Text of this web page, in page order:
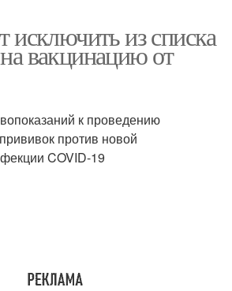
исключить из списка
вакцинацию от
к проведению
против новой
COVID-19